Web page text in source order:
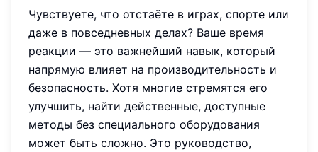
Чувствуете, что отстаёте в играх, спорте или
даже в повседневных делах? Ваше время
реакции — это важнейший навык, который
напрямую влияет на производительность и
безопасность. Хотя многие стремятся его
улучшить, найти действенные, доступные
методы без специального оборудования
может быть сложно. Это руководство,